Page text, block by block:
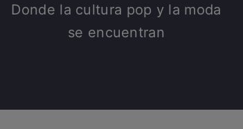
Donde la cultura pop y la moda
se encuentran